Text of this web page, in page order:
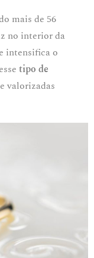
mais de 56
no interior da
intensifica o
tipo de
valorizadas